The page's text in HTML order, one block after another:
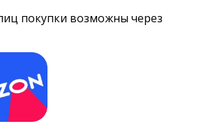
покупки возможны через